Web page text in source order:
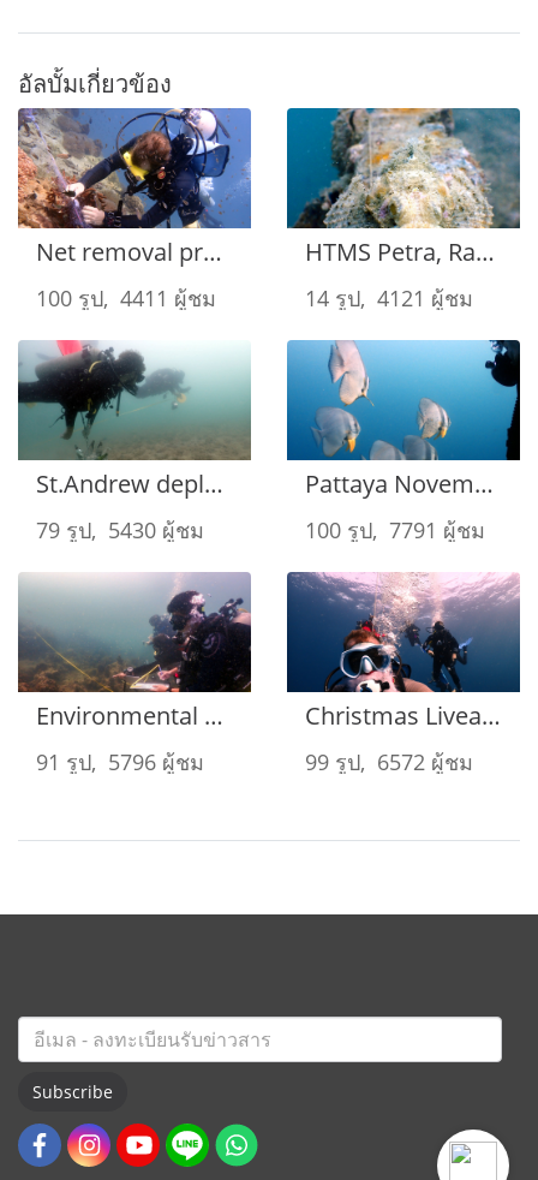
อัลบั้มเกี่ยวข้อง
Net removal project
100 รูป, 4411 ผู้ชม
HTMS Petra, Rayong 29-30 October
14 รูป, 4121 ผู้ชม
St.Andrew deployment weekend. 5-6 November 2022
79 รูป, 5430 ผู้ชม
Pattaya November 9-10th
100 รูป, 7791 ผู้ชม
Environmental Monitoring Program 26-27 November 2022
91 รูป, 5796 ผู้ชม
Christmas Liveaboard - Mariner Bunnak Dec 21-26 2022
99 รูป, 6572 ผู้ชม
Subscribe